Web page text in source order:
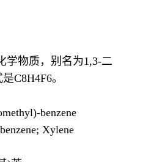
学物质，别名为1,3-二
C8H4F6。
benzene
Xylene